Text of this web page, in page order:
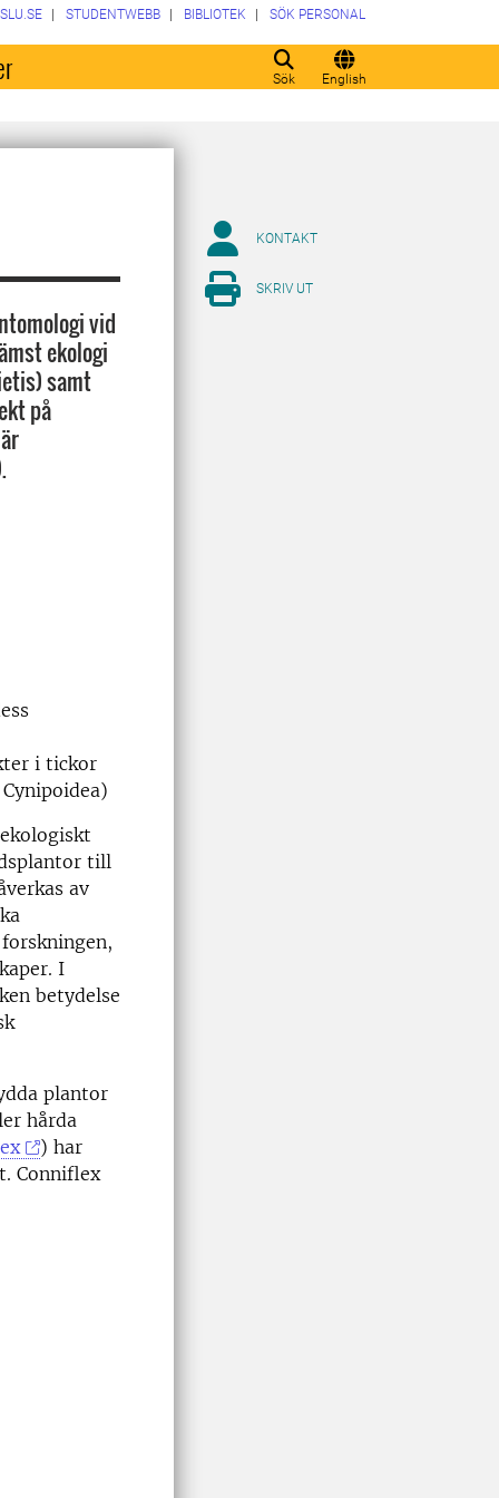
Sök English
SLU.SE STUDENTWEBB BIBLIOTEK SÖK PERSONAL
vid
ekologi
samt
på
i tickor
till
av
I
betydelse
plantor
hårda
) har
Conniflex
KONTAKT
SKRIV UT